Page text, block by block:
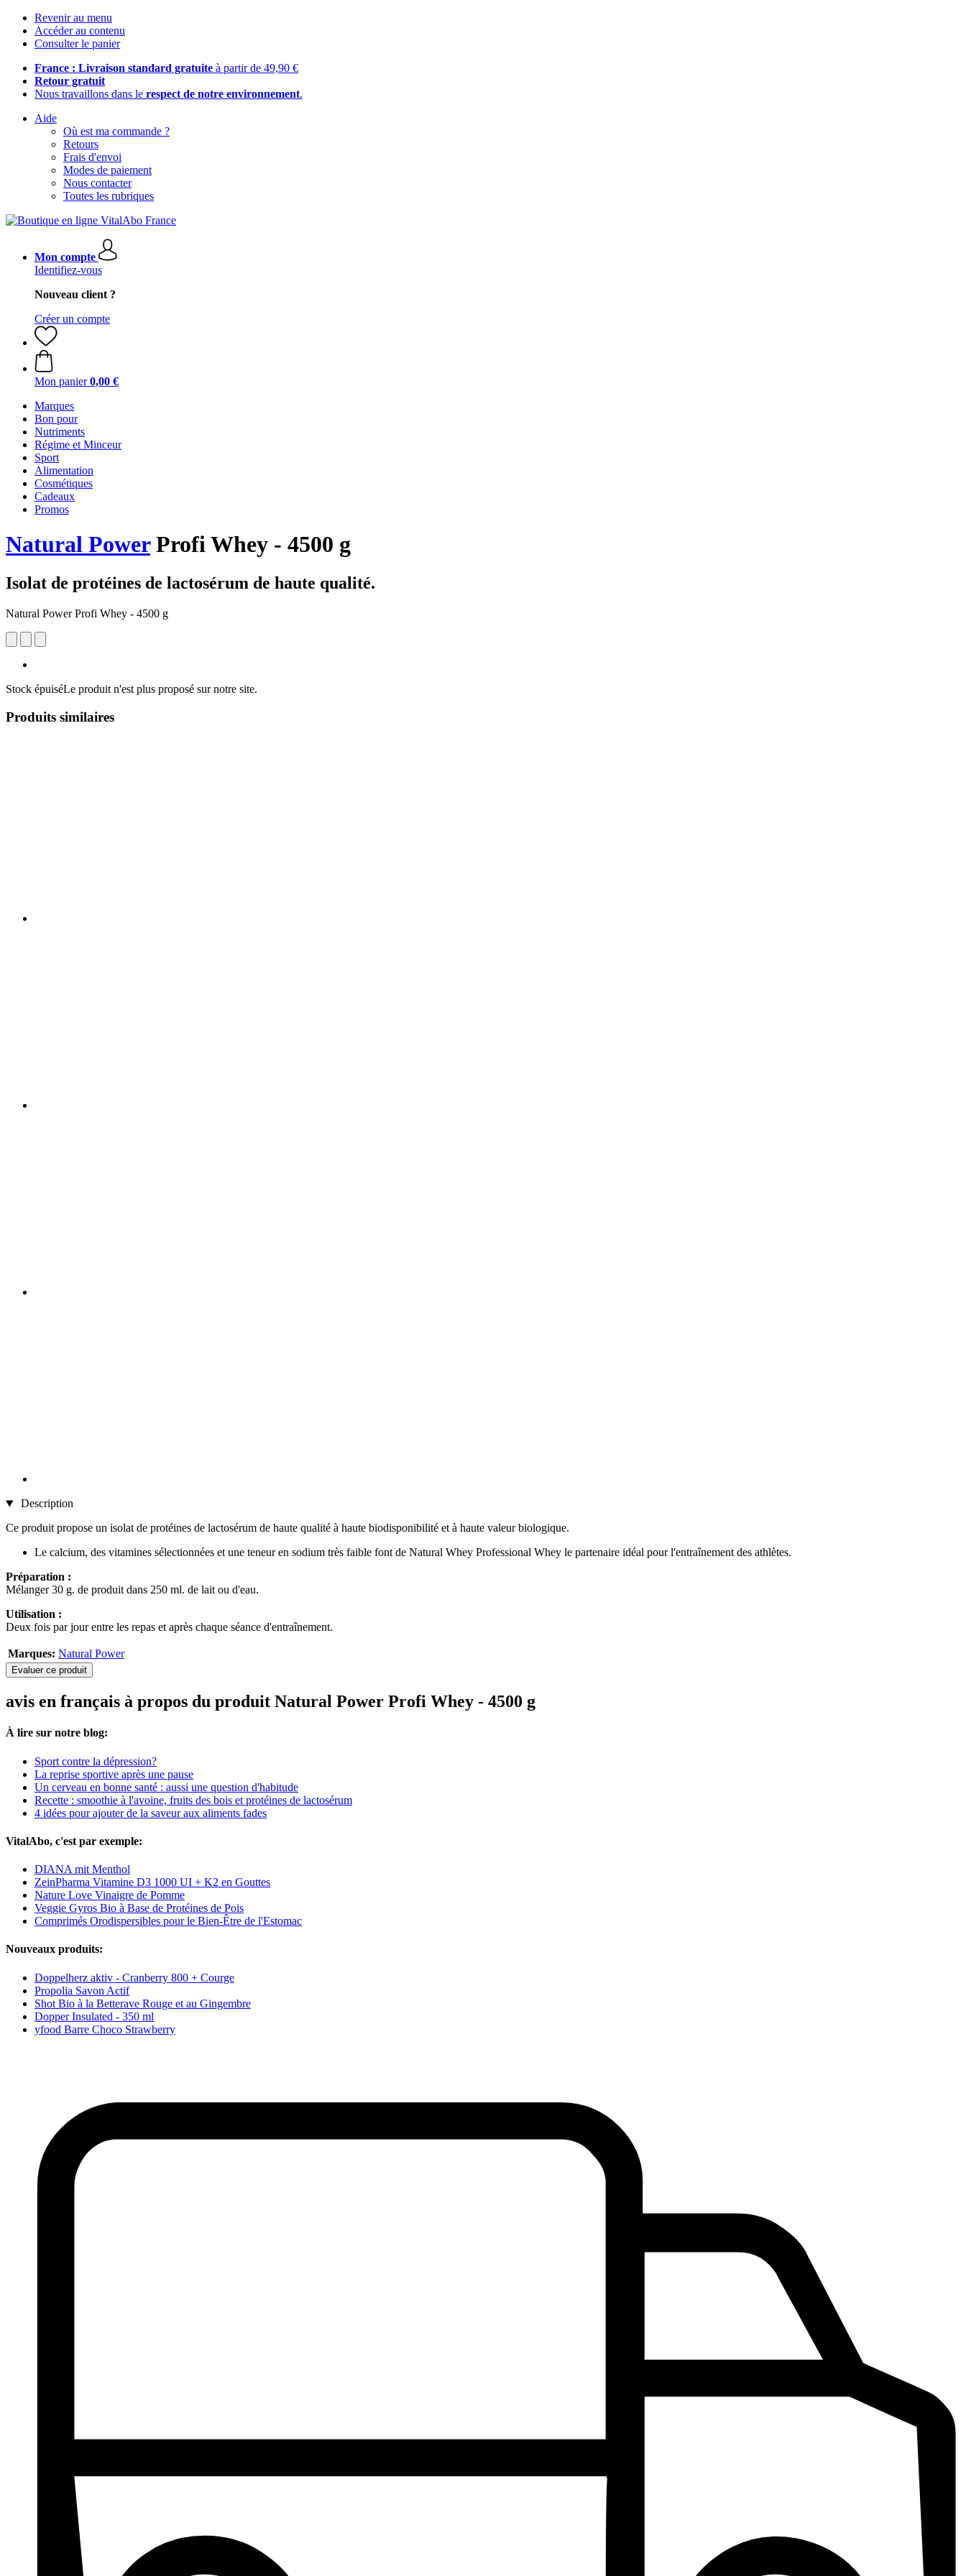
Revenir au menu
Accéder au contenu
Consulter le panier
France : Livraison standard gratuite à partir de 49,90 €
Retour gratuit
Nous travaillons dans le respect de notre environnement.
Aide
Où est ma commande ?
Retours
Frais d'envoi
Modes de paiement
Nous contacter
Toutes les rubriques
Mon compte
Identifiez-vous
Nouveau client ?
Créer un compte
Mon panier 0,00 €
Marques
Bon pour
Nutriments
Régime et Minceur
Sport
Alimentation
Cosmétiques
Cadeaux
Promos
Natural PowerProfi Whey - 4500 g
Isolat de protéines de lactosérum de haute qualité.
Natural Power Profi Whey - 4500 g
Stock épuiséLe produit n'est plus proposé sur notre site.
Produits similaires
Description
Ce produit propose un isolat de protéines de lactosérum de haute qualité à haute biodisponibilité et à haute valeur biologique.
Le calcium, des vitamines sélectionnées et une teneur en sodium très faible font de Natural Whey Professional Whey le partenaire idéal pour l'entraînement des athlètes.
Préparation :
Mélanger 30 g. de produit dans 250 ml. de lait ou d'eau.
Utilisation :
Deux fois par jour entre les repas et après chaque séance d'entraînement.
Marques: Natural Power
Evaluer ce produit
avis en français à propos du produit Natural Power Profi Whey - 4500 g
À lire sur notre blog:
Sport contre la dépression?
La reprise sportive après une pause
Un cerveau en bonne santé : aussi une question d'habitude
Recette : smoothie à l'avoine, fruits des bois et protéines de lactosérum
4 idées pour ajouter de la saveur aux aliments fades
VitalAbo, c'est par exemple:
DIANA mit Menthol
ZeinPharma Vitamine D3 1000 UI + K2 en Gouttes
Nature Love Vinaigre de Pomme
Veggie Gyros Bio à Base de Protéines de Pois
Comprimés Orodispersibles pour le Bien-Être de l'Estomac
Nouveaux produits:
Doppelherz aktiv - Cranberry 800 + Courge
Propolia Savon Actif
Shot Bio à la Betterave Rouge et au Gingembre
Dopper Insulated - 350 ml
yfood Barre Choco Strawberry